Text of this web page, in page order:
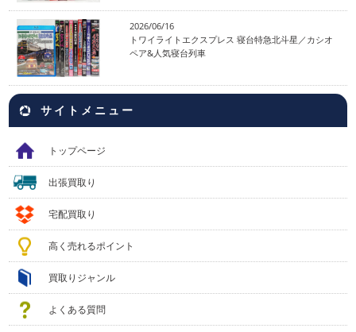
2026/06/16
トワイライトエクスプレス 寝台特急北斗星／カシオ
ペア&人気寝台列車
サイトメニュー
トップページ
出張買取り
宅配買取り
高く売れるポイント
買取りジャンル
よくある質問